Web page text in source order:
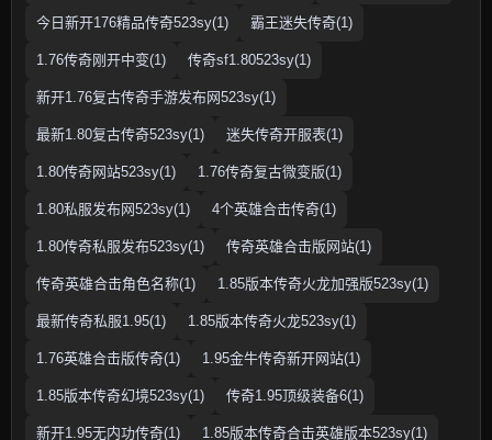
今日新开176精品传奇523sy(1) 霸王迷失传奇(1)
1.76传奇刚开中变(1) 传奇sf1.80523sy(1)
新开1.76复古传奇手游发布网523sy(1)
最新1.80复古传奇523sy(1) 迷失传奇开服表(1)
1.80传奇网站523sy(1) 1.76传奇复古微变版(1)
1.80私服发布网523sy(1) 4个英雄合击传奇(1)
1.80传奇私服发布523sy(1) 传奇英雄合击版网站(1)
传奇英雄合击角色名称(1) 1.85版本传奇火龙加强版523sy(1)
最新传奇私服1.95(1) 1.85版本传奇火龙523sy(1)
1.76英雄合击版传奇(1) 1.95金牛传奇新开网站(1)
1.85版本传奇幻境523sy(1) 传奇1.95顶级装备6(1)
新开1.95无内功传奇(1) 1.85版本传奇合击英雄版本523sy(1)